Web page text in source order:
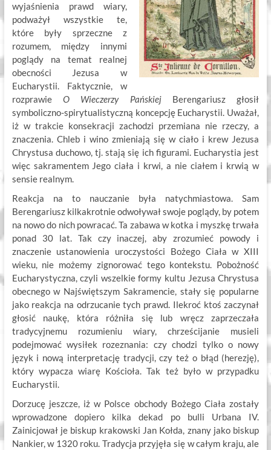
wyjaśnienia prawd wiary,
podważył wszystkie te,
które były sprzeczne z
rozumem, między innymi
poglądy na temat realnej
obecności Jezusa w
Eucharystii. Faktycznie, w
rozprawieO Wieczerzy PańskiejBerengariusz głosił
symboliczno-spirytualistyczną koncepcję Eucharystii. Uważał,
iż w trakcie konsekracji zachodzi przemiana nie rzeczy, a
znaczenia. Chleb i wino zmieniają się w ciało i krew Jezusa
Chrystusa duchowo, tj. stają się ich figurami. Eucharystia jest
więc sakramentem Jego ciała i krwi, a nie ciałem i krwią w
sensie realnym.
Reakcja na to nauczanie była natychmiastowa. Sam
Berengariusz kilkakrotnie odwoływał swoje poglądy, by potem
na nowo do nich powracać. Ta zabawa w kotka i myszkę trwała
ponad 30 lat. Tak czy inaczej, aby zrozumieć powody i
znaczenie ustanowienia uroczystości Bożego Ciała w XIII
wieku, nie możemy zignorować tego kontekstu. Pobożność
Eucharystyczna, czyli wszelkie formy kultu Jezusa Chrystusa
obecnego w Najświętszym Sakramencie, stały się popularne
jako reakcja na odrzucanie tych prawd. Ilekroć ktoś zaczynał
głosić naukę, która różniła się lub wręcz zaprzeczała
tradycyjnemu rozumieniu wiary, chrześcijanie musieli
podejmować wysiłek rozeznania: czy chodzi tylko o nowy
język i nową interpretację tradycji, czy też o błąd (herezję),
który wypacza wiarę Kościoła. Tak też było w przypadku
Eucharystii.
Dorzucę jeszcze, iż w Polsce obchody Bożego Ciała zostały
wprowadzone dopiero kilka dekad po bulli Urbana IV.
Zainicjował je biskup krakowski Jan Kołda, znany jako biskup
Nankier, w 1320 roku. Tradycja przyjęła się w całym kraju, ale